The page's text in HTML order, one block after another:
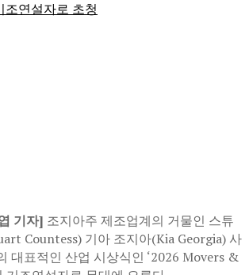
기자] 조지아주 제조업계의 거물인 스튜
Countess) 기아 조지아(Kia Georgia) 사
대표적인 산업 시상식인 ‘2026 Movers &